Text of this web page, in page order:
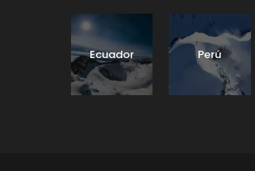
Ecuador Perú